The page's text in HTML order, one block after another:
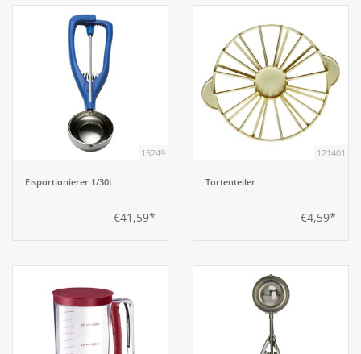
15249
Eisportionierer 1/30L
€41,59*
121401
Tortenteiler
€4,59*